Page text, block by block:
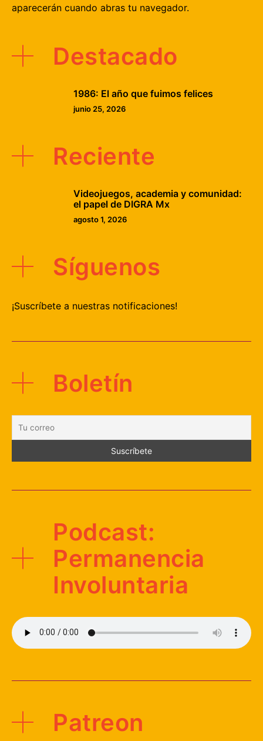
aparecerán cuando abras tu navegador.
Destacado
1986: El año que fuimos felices
junio 25, 2026
Reciente
Videojuegos, academia y comunidad:
el papel de DIGRA Mx
agosto 1, 2026
Síguenos
¡Suscríbete a nuestras notificaciones!
Boletín
Podcast:
Permanencia
Involuntaria
Patreon